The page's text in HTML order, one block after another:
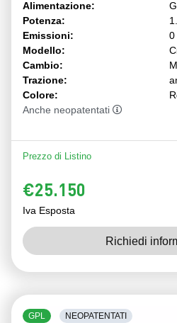
Alimentazione:
Potenza:
Emissioni:
0
Modello:
Cambio:
Trazione:
Colore:
Anche neopatentati
Prezzo di Listino
€25.150
Iva Esposta
Richiedi
GPL NEOPATENTATI